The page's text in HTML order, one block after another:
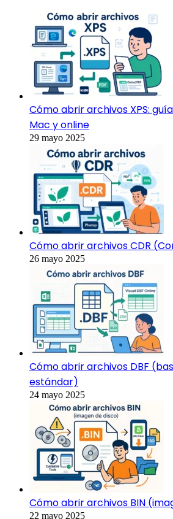
Cómo abrir archivos XPS:
Mac y online
29 mayo 2025
Cómo abrir archivos CDR
26 mayo 2025
Cómo abrir archivos DBF
estándar)
24 mayo 2025
Cómo abrir archivos BIN
22 mayo 2025